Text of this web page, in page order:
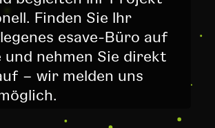
Finden Sie Ihr
esave-Büro auf
und nehmen Sie direkt
– wir melden uns